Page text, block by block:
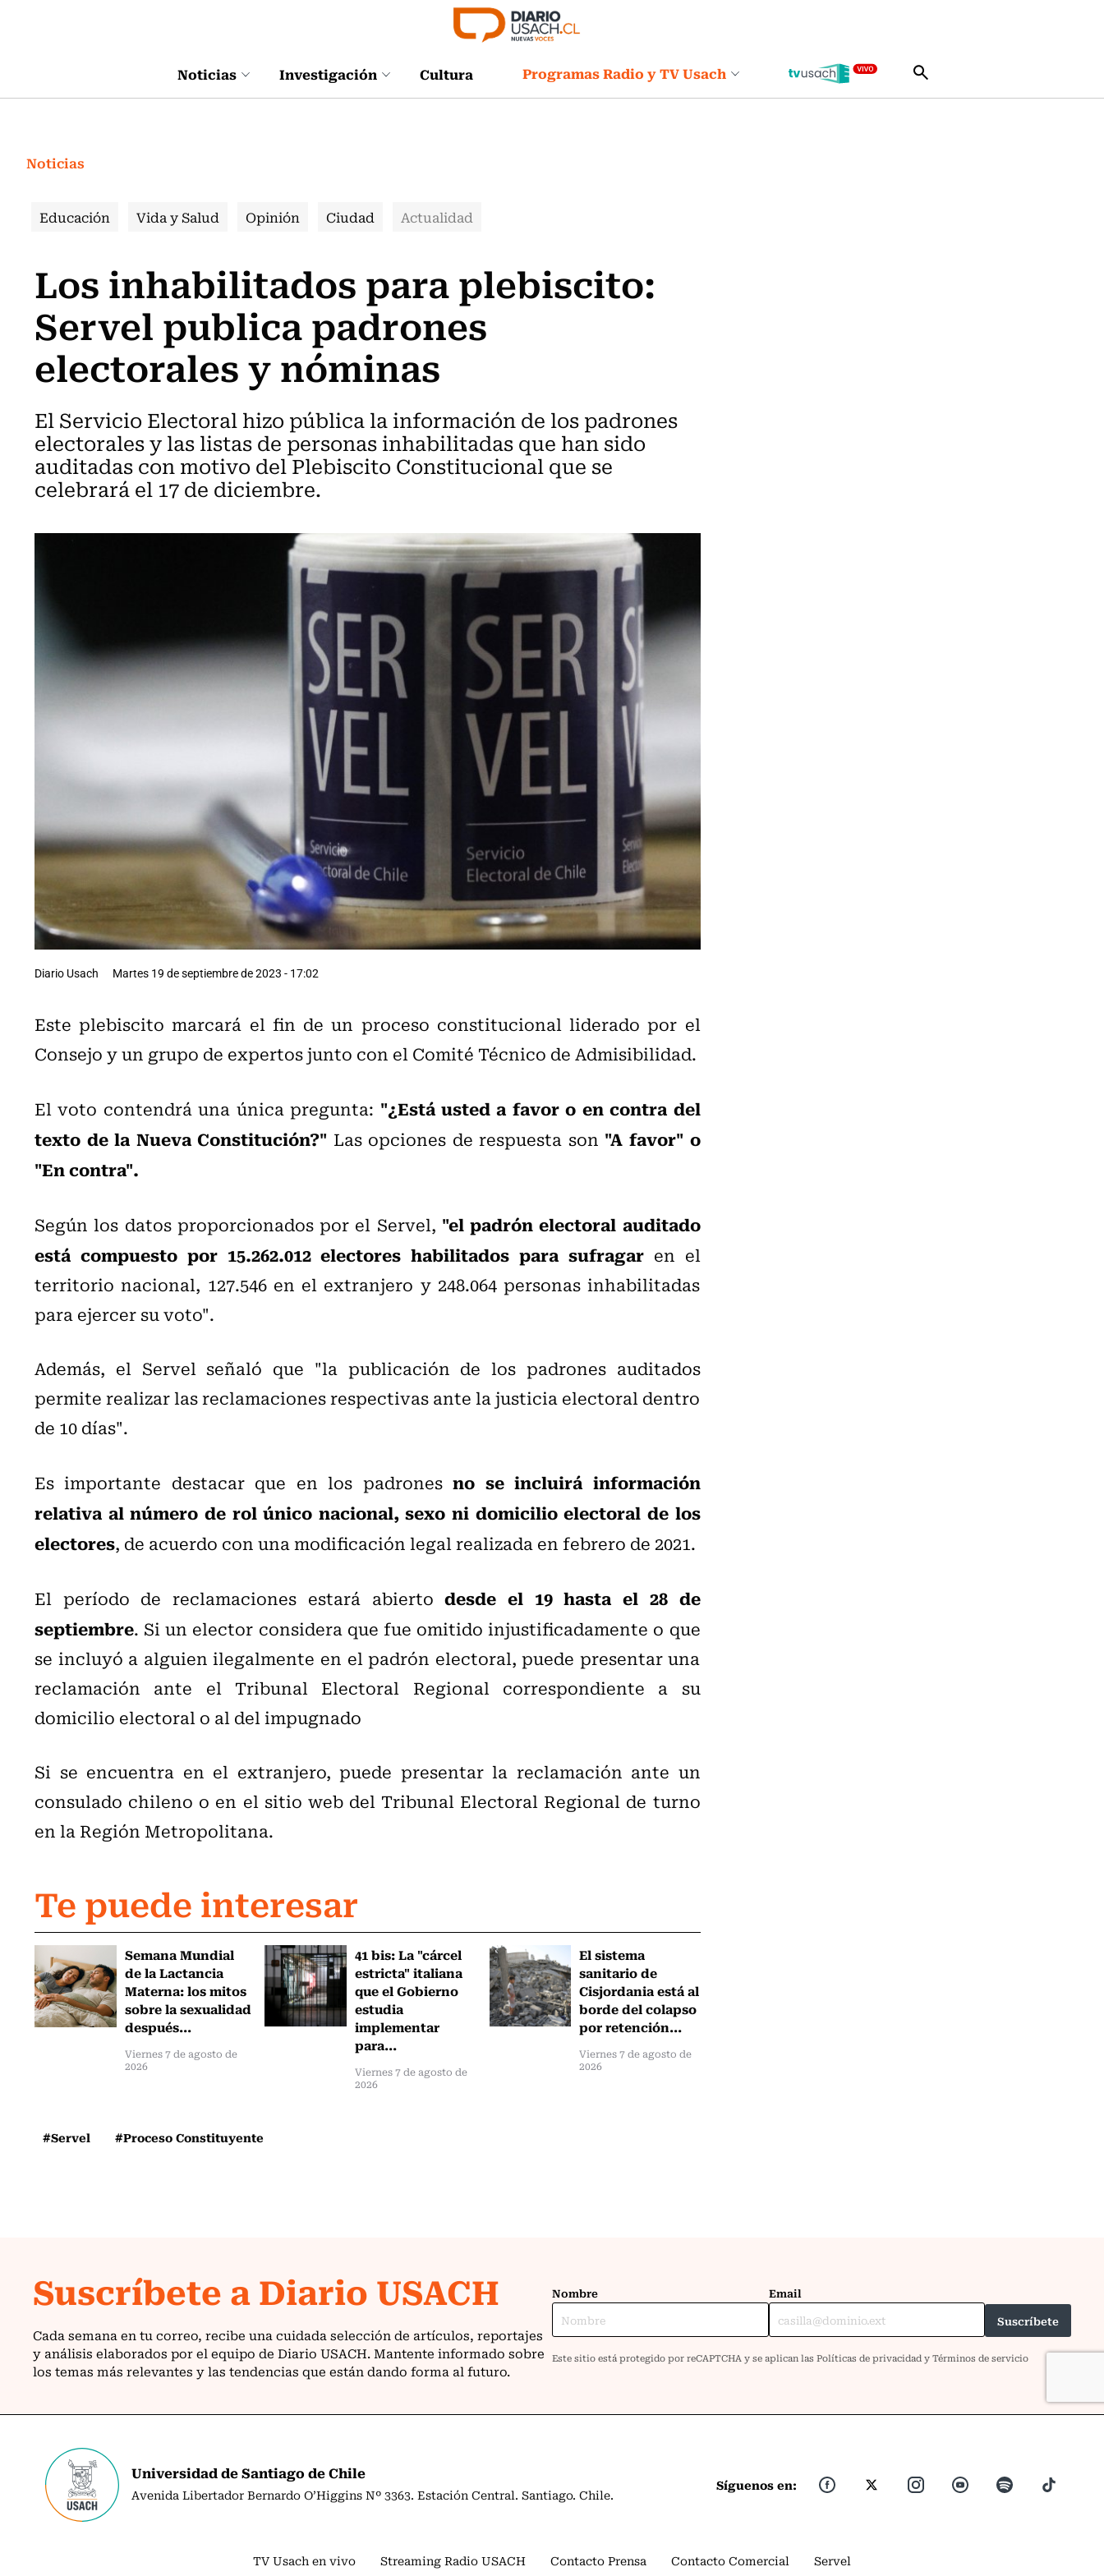
Noticias Investigación Cultura Programas Radio y TV Usach
Noticias
Educación Vida y Salud Opinión Ciudad Actualidad
Los inhabilitados para plebiscito:
Servel publica padrones
electorales y nóminas
El Servicio Electoral hizo pública la información de los padrones
electorales y las listas de personas inhabilitadas que han sido
auditadas con motivo del Plebiscito Constitucional que se
celebrará el 17 de diciembre.
Diario Usach Martes 19 de septiembre de 2023 - 17:02
Este plebiscito marcará el fin de un proceso constitucional liderado por el
Consejo y un grupo de expertos junto con el Comité Técnico de Admisibilidad.
El voto contendrá una única pregunta: "¿Está usted a favor o en contra del
texto de la Nueva Constitución?" Las opciones de respuesta son "A favor" o
"En contra".
Según los datos proporcionados por el Servel, "el padrón electoral auditado
está compuesto por 15.262.012 electores habilitados para sufragaren el
territorio nacional, 127.546 en el extranjero y 248.064 personas inhabilitadas
para ejercer su voto".
Además, el Servel señaló que "la publicación de los padrones auditados
permite realizar las reclamaciones respectivas ante la justicia electoral dentro
de 10 días".
Es importante destacar que en los padronesno se incluirá información
relativa al número de rol único nacional, sexo ni domicilio electoral de los
electores, de acuerdo con una modificación legal realizada en febrero de 2021.
El período de reclamaciones estará abiertodesde el 19 hasta el 28 de
septiembre. Si un elector considera que fue omitido injustificadamente o que
se incluyó a alguien ilegalmente en el padrón electoral, puede presentar una
reclamación ante el Tribunal Electoral Regional correspondiente a su
domicilio electoral o al del impugnado
Si se encuentra en el extranjero, puede presentar la reclamación ante un
consulado chileno o en el sitio web del Tribunal Electoral Regional de turno
en la Región Metropolitana.
Te puede interesar
Semana Mundial
de la Lactancia
Materna: los mitos
sobre la sexualidad
después...
Viernes 7 de agosto de
2026
41 bis: La "cárcel
estricta" italiana
que el Gobierno
estudia
implementar
para...
Viernes 7 de agosto de
2026
El sistema
sanitario de
Cisjordania está al
borde del colapso
por retención...
Viernes 7 de agosto de
2026
#Servel #Proceso Constituyente
Universidad de Santiago de Chile
Avenida Libertador Bernardo O’Higgins Nº 3363. Estación Central. Santiago. Chile.
Síguenos en:
TV Usach en vivo Streaming Radio USACH Contacto Prensa Contacto Comercial Servel